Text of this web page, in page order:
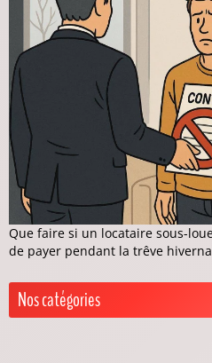
Que faire si un locataire sous-
de payer pendant la trêve
Nos catégories